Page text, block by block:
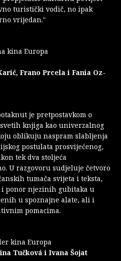
turistički vodič, no ipak
vrijedan."
kina Europa
Frano Prcela i Fania Oz-
je pretpostavkom o
knjiga kao univerzalnog
oblikuju naspram slabljenja
postulata prosvijećenog,
tek dva stoljeća
U razgovoru sudjeluje četvoro
tumača svijeta i teksta,
ponor njezinih gubitaka u
u spoznajne alate, ali i
pomacima.
kina Europa
Tučková i Ivana Šojat